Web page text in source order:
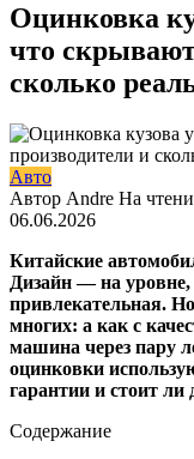
Оцинковка
что
сколько
Авто
Автор Andre На
06.06.2026
Китайские
Дизайн — на
привлекательная.
многих: а как с
машина через пару
оцинковки
гарантии и стоит
Содержание